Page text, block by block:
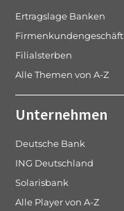
Ertragslage Banken
Firmenkundengeschäft
Filialsterben
Alle Themen von A-Z
Unternehmen
Deutsche Bank
ING Deutschland
Solarisbank
Alle Player von A-Z